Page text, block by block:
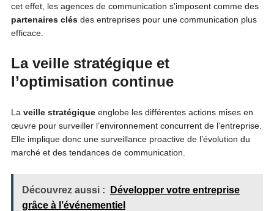
cet effet, les agences de communication s’imposent comme des
partenaires clésdes entreprises pour une communication plus
efficace.
La veille stratégique et
l’optimisation continue
La veille stratégiqueenglobe les différentes actions mises en
œuvre pour surveiller l’environnement concurrent de l’entreprise.
Elle implique donc une surveillance proactive de l’évolution du
marché et des tendances de communication.
Découvrez aussi :
Développer votre entreprise
grâce à l’événementiel